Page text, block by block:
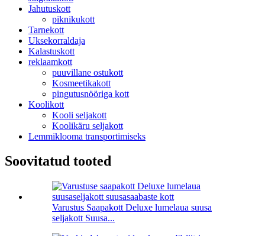
Jahutuskott
piknikukott
Tarnekott
Uksekorraldaja
Kalastuskott
reklaamkott
puuvillane ostukott
Kosmeetikakott
pingutusnööriga kott
Koolikott
Kooli seljakott
Koolikäru seljakott
Lemmiklooma transportimiseks
Soovitatud tooted
Varustus Saapakott Deluxe lumelaua suusa
seljakott Suusa...